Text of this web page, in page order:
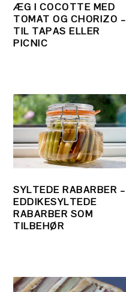
ÆG I COCOTTE MED
TOMAT OG CHORIZO –
TIL TAPAS ELLER
PICNIC
SYLTEDE RABARBER –
EDDIKESYLTEDE
RABARBER SOM
TILBEHØR